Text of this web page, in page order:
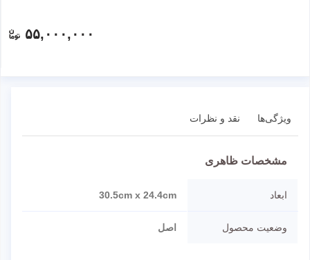
۵۵,۰۰۰,۰۰۰
ویژگی‌ها نقد و نظرات
مشخصات ظاهری
ابعاد 30.5cm x 24.4cm
وضعیت محصول اصل